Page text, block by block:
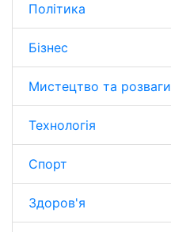
Політика
Бізнес
Мистецтво та розваги
Технологія
Спорт
Здоров'я